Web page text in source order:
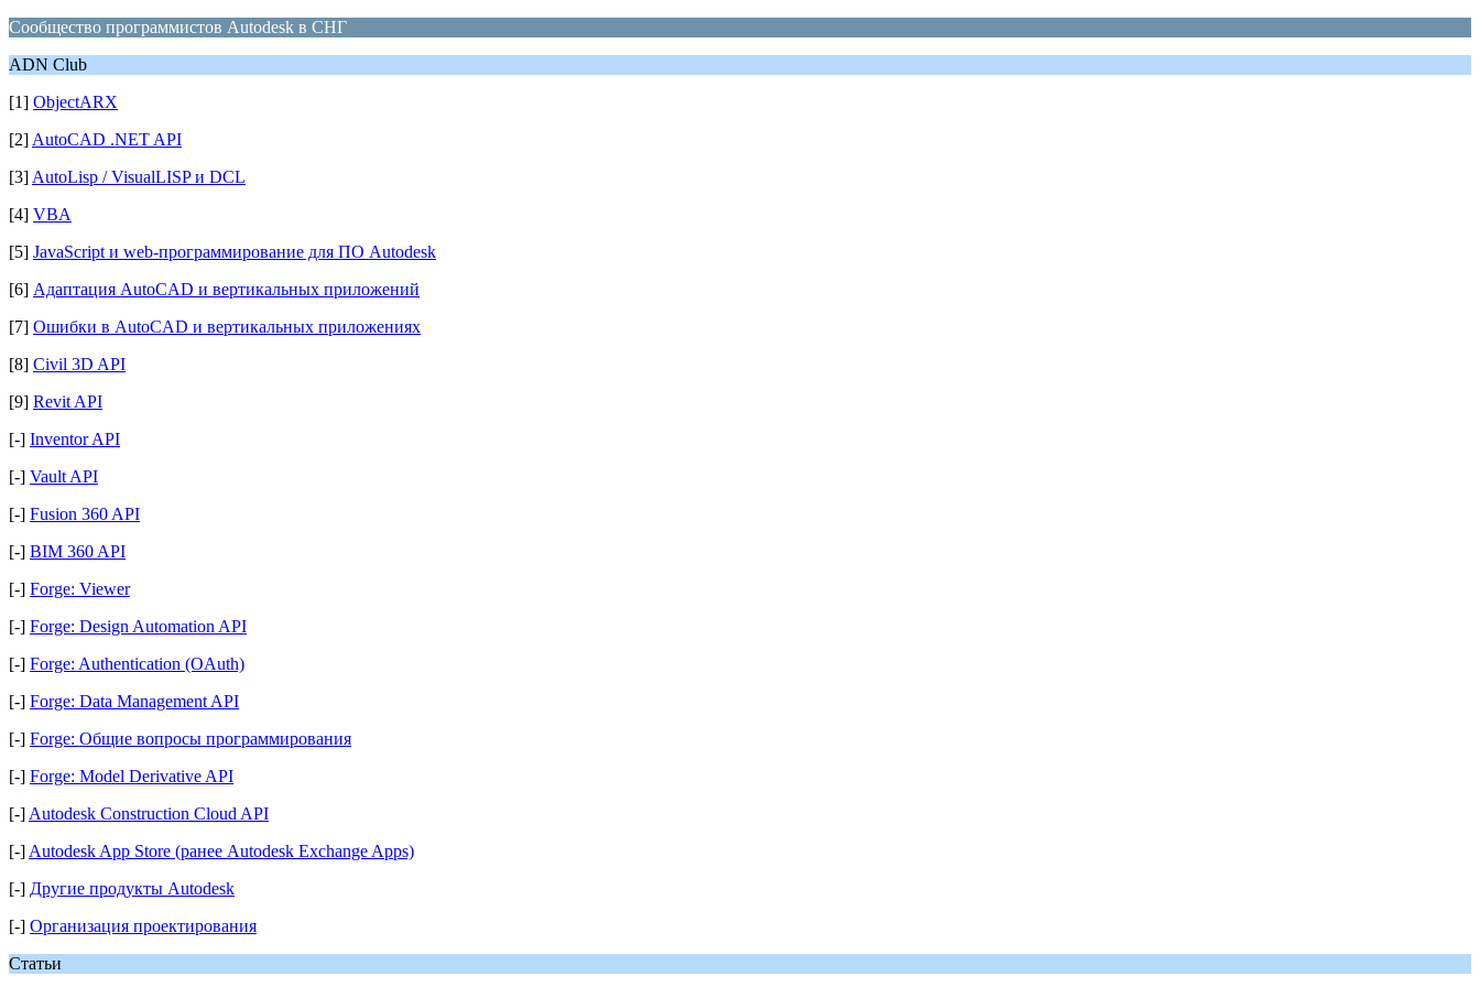
Сообщество программистов Autodesk в СНГ
ADN Club
[1] ObjectARX
[2] AutoCAD .NET API
[3] AutoLisp / VisualLISP и DCL
[4] VBA
[5] JavaScript и web-программирование для ПО Autodesk
[6] Адаптация AutoCAD и вертикальных приложений
[7] Ошибки в AutoCAD и вертикальных приложениях
[8] Civil 3D API
[9] Revit API
[-] Inventor API
[-] Vault API
[-] Fusion 360 API
[-] BIM 360 API
[-] Forge: Viewer
[-] Forge: Design Automation API
[-] Forge: Authentication (OAuth)
[-] Forge: Data Management API
[-] Forge: Общие вопросы программирования
[-] Forge: Model Derivative API
[-] Autodesk Construction Cloud API
[-] Autodesk App Store (ранее Autodesk Exchange Apps)
[-] Другие продукты Autodesk
[-] Организация проектирования
Статьи